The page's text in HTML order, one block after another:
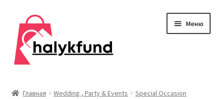
Перейти
навигации
Перейти
содержимому
Меню
Главная Wedding , Party & Events
Special Occasion